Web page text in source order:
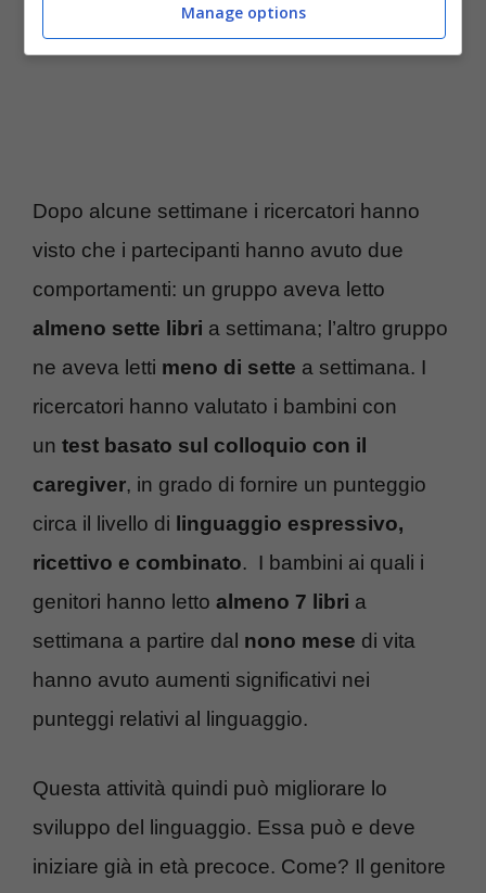
Dopo alcune settimane i ricercatori hanno
visto che i partecipanti hanno avuto due
comportamenti: un gruppo aveva letto
almeno sette libri a settimana; l’altro gruppo
ne aveva letti meno di sette a settimana. I
ricercatori hanno valutato i bambini con
un test basato sul colloquio con il
caregiver, in grado di fornire un punteggio
circa il livello di linguaggio espressivo,
ricettivo e combinato. I bambini ai quali i
genitori hanno letto almeno 7 libri a
settimana a partire dal nono mese di vita
hanno avuto aumenti significativi nei
punteggi relativi al linguaggio.
Questa attività quindi può migliorare lo
sviluppo del linguaggio. Essa può e deve
iniziare già in età precoce. Come? Il genitore
Manage options